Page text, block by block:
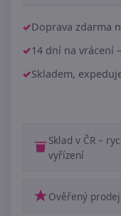
Doprava zdarma
14 dní na vrácení
Skladem,
Sklad v ČR –
vyřízení
Ověřený